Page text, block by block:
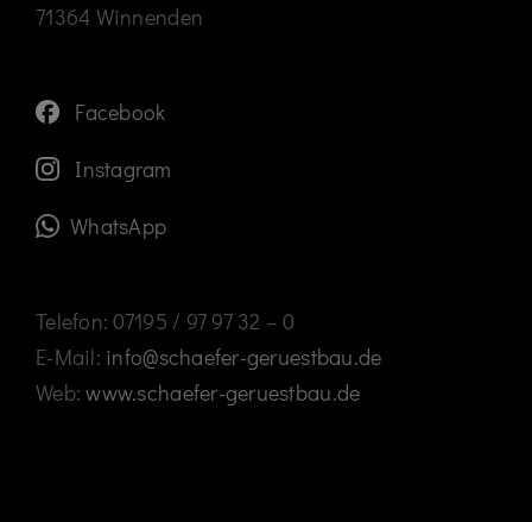
71364 Winnenden
Facebook
Instagram
WhatsApp
Telefon: 07195 / 97 97 32 – 0
E-Mail: info@schaefer-geruestbau.de
Web:www.schaefer-geruestbau.de